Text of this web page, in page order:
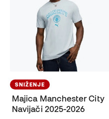
SNIŽENJE
Majica Manchester City
Navijači 2025-2026